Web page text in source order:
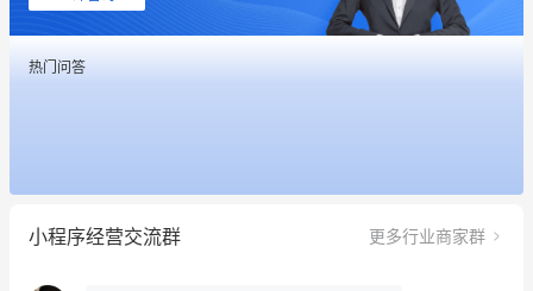
热门问答
小程序经营交流群 更多行业商家群
用有赞就能在微信、小红书同时经营了
冰墩墩货源充足需要的联系我
这个营销策划案例推荐大家看一下